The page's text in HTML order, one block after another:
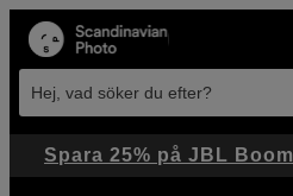
Hej, vad söker du efter?
Spara 25% på JBL